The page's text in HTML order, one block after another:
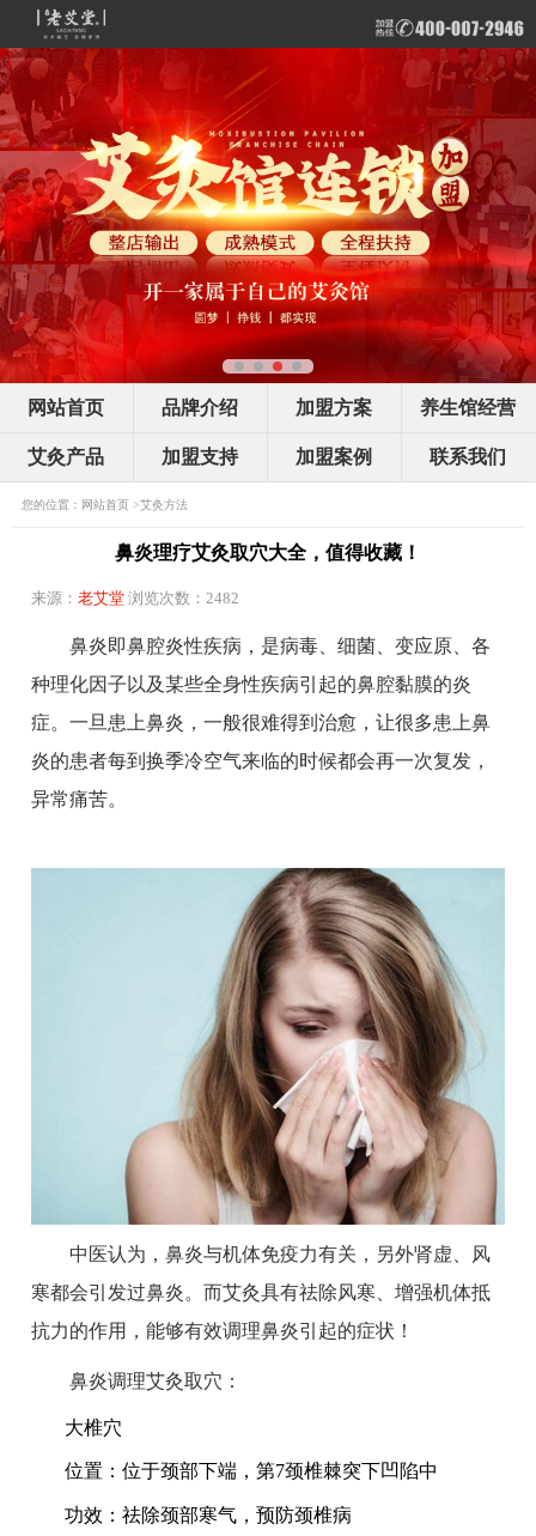
网站首页 品牌介绍 加盟方案 养生馆经营
艾灸产品 加盟支持 加盟案例 联系我们
您的位置： 网站首页>艾灸方法
鼻炎理疗艾灸取穴大全，值得收藏！
来源：老艾堂 浏览次数：2482
鼻炎即鼻腔炎性疾病，是病毒、细菌、变应原、各
种理化因子以及某些全身性疾病引起的鼻腔黏膜的炎
症。一旦患上鼻炎，一般很难得到治愈，让很多患上鼻
炎的患者每到换季冷空气来临的时候都会再一次复发，
异常痛苦。
中医认为，鼻炎与机体免疫力有关，另外肾虚、风
寒都会引发过鼻炎。而艾灸具有祛除风寒、增强机体抵
抗力的作用，能够有效调理鼻炎引起的症状！
鼻炎调理艾灸取穴：
大椎穴
位置：位于颈部下端，第7颈椎棘突下凹陷中
功效：祛除颈部寒气，预防颈椎病